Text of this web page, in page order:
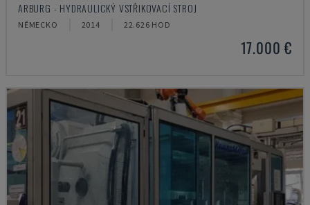
ARBURG - HYDRAULICKÝ VSTŘIKOVACÍ STROJ
NĚMECKO 2014 22.626 HOD
17.000 €